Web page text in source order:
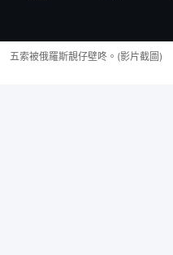
五索被俄羅斯靚仔壁咚。(影片截圖)